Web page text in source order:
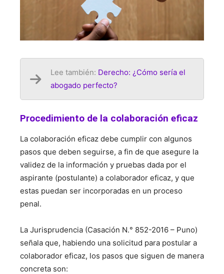
Lee también: Derecho: ¿Cómo sería el
abogado perfecto?
Procedimiento de la colaboración eficaz
La colaboración eficaz debe cumplir con algunos
pasos que deben seguirse, a fin de que asegure la
validez de la información y pruebas dada por el
aspirante (postulante) a colaborador eficaz, y que
estas puedan ser incorporadas en un proceso
penal.
La Jurisprudencia (Casación N.° 852-2016 – Puno)
señala que, habiendo una solicitud para postular a
colaborador eficaz, los pasos que siguen de manera
concreta son: